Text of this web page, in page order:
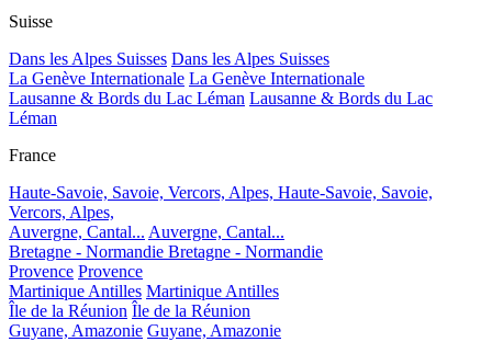
Suisse
Dans les Alpes Suisses Dans les Alpes Suisses
La Genève Internationale La Genève Internationale
Lausanne & Bords du Lac Léman Lausanne & Bords du Lac
Léman
France
Haute-Savoie, Savoie, Vercors, Alpes, Haute-Savoie, Savoie,
Vercors, Alpes,
Auvergne, Cantal... Auvergne, Cantal...
Bretagne - Normandie Bretagne - Normandie
Provence Provence
Martinique Antilles Martinique Antilles
Île de la Réunion Île de la Réunion
Guyane, Amazonie Guyane, Amazonie